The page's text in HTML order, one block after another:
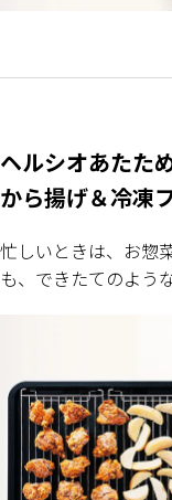
ヘルシオあたた
から揚げ＆冷凍
忙しいときは、お惣
も、できたてのよう